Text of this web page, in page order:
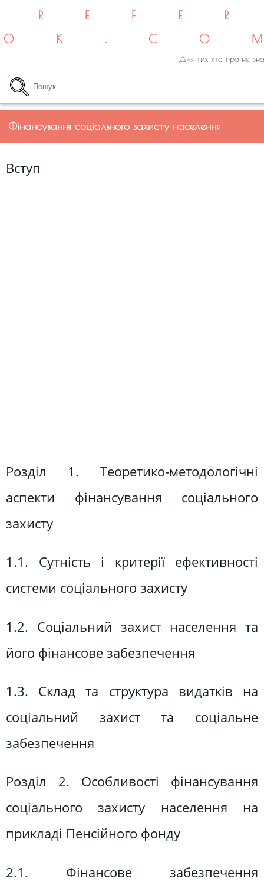
Для тих хто прагне
Фінансування соціального захисту населення
Вступ
Розділ 1. Теоретико-методологічні
аспекти фінансування соціального
захисту
1.1. Сутність і критерії ефективності
системи соціального захисту
1.2. Соціальний захист населення та
його фінансове забезпечення
1.3. Склад та структура видатків на
соціальний захист та соціальне
забезпечення
Розділ 2. Особливості фінансування
соціального захисту населення на
прикладі Пенсійного фонду
2.1. Фінансове забезпечення